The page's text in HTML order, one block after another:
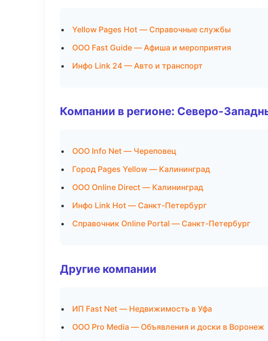
Yellow Pages Hot — Справочные службы
ООО Fast Guide — Афиша и мероприятия
Инфо Link 24 — Авто и транспорт
Компании в регионе: Северо-
ООО Info Net — Череповец
Город Pages Yellow — Калининград
ООО Online Direct — Калининград
Инфо Link Hot — Санкт-Петербург
Справочник Online Portal — Санкт-Петербург
Другие компании
ИП Fast Net — Недвижимость в Уфа
ООО Pro Media — Объявления и доски в Воронеж